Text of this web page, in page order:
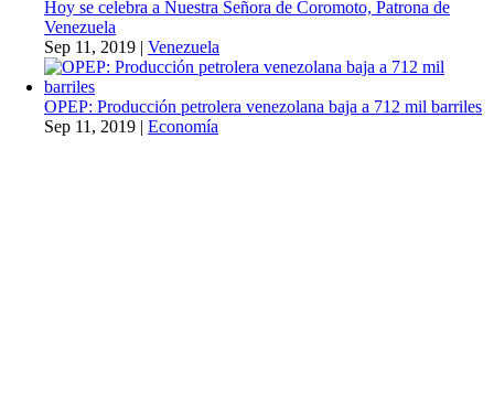
Hoy se celebra a Nuestra Señora de Coromoto, Patrona de
Venezuela
Sep 11, 2019 | Venezuela
OPEP: Producción petrolera venezolana baja a 712 mil barriles
Sep 11, 2019 | Economía